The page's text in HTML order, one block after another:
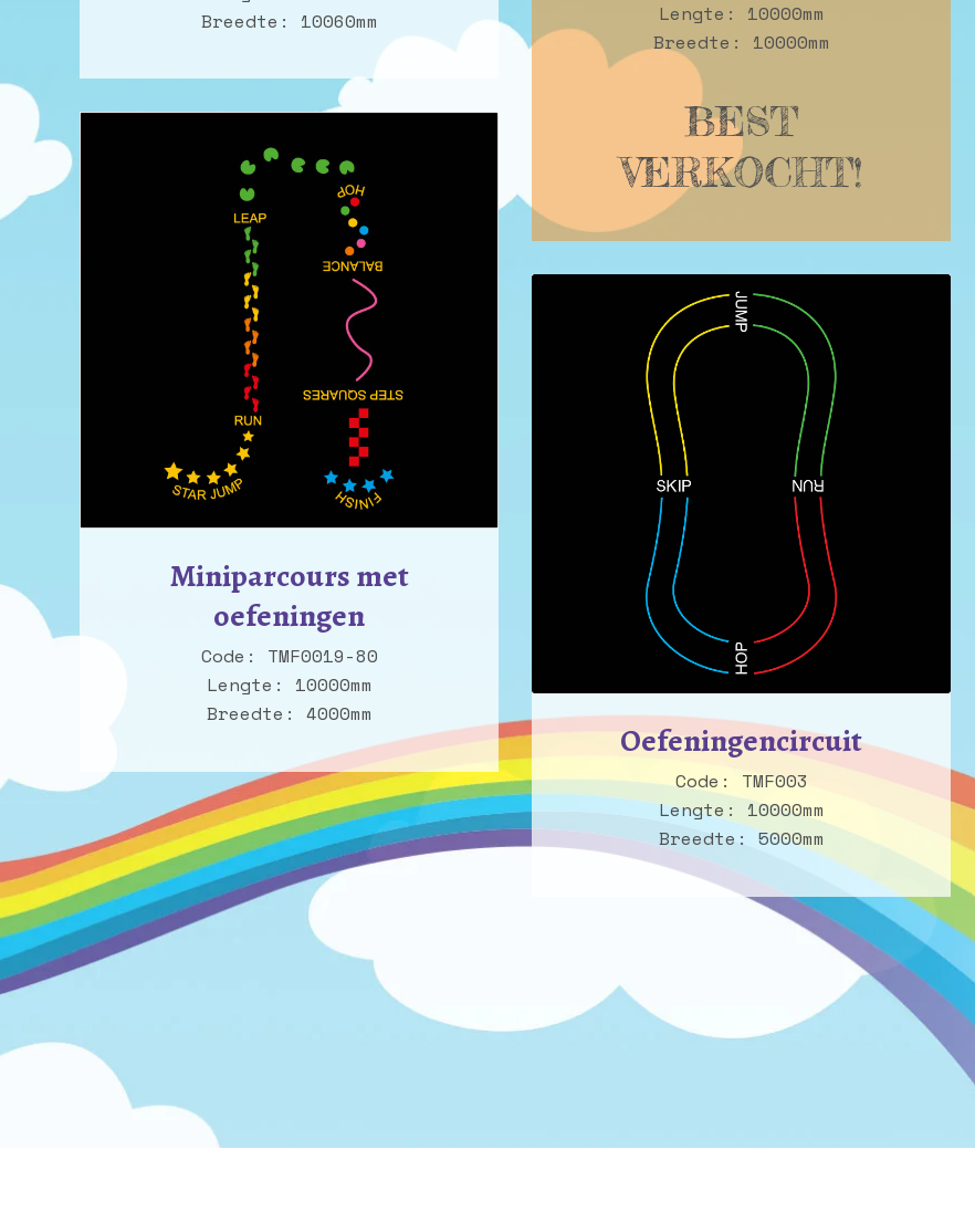
Breedte: 10060mm
Lengte: 10000mm
Breedte: 10000mm
BEST
VERKOCHT!
Miniparcours met
oefeningen
Code: TMF0019-80
Lengte: 10000mm
Breedte: 4000mm
Oefeningencircuit
Code: TMF003
Lengte: 10000mm
Breedte: 5000mm